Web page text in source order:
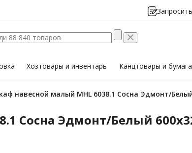
Хозтоварыи инвентарь Канцтовары и бумага
Шкаф навесной малый MHL 6038.1 Сосна Эдмонт/Белый
Сосна Эдмонт/Белый